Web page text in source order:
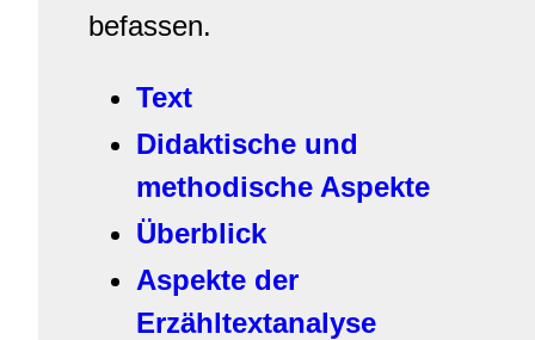
befassen.
Text
Didaktische und
methodische Aspekte
Überblick
Aspekte der
Erzähltextanalyse